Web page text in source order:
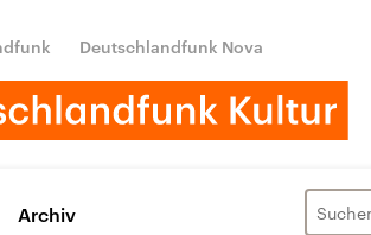
Deutschlandfunk Nova
Archiv